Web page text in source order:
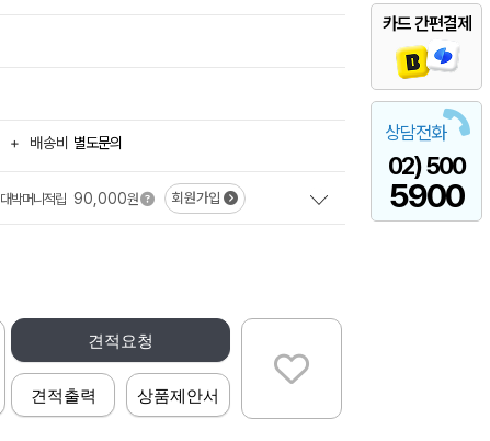
카드 간편결제
상담전화
02) 500
5900
+ 배송비 별도문의
대박머니적립 90,000원 회원가입
견적요청
견적출력 상품제안서